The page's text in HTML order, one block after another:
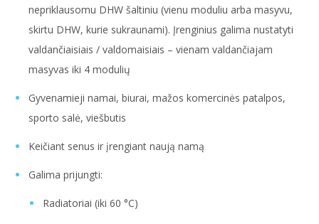
nepriklausomu DHW šaltiniu (vienu moduliu arba masyvu,
skirtu DHW, kurie sukraunami). Įrenginius galima nustatyti
valdančiaisiais / valdomaisiais – vienam valdančiajam
masyvas iki 4 modulių
Gyvenamieji namai, biurai, mažos komercinės patalpos,
sporto salė, viešbutis
Keičiant senus ir įrengiant naują namą
Galima prijungti:
Radiatoriai (iki 60 °C)